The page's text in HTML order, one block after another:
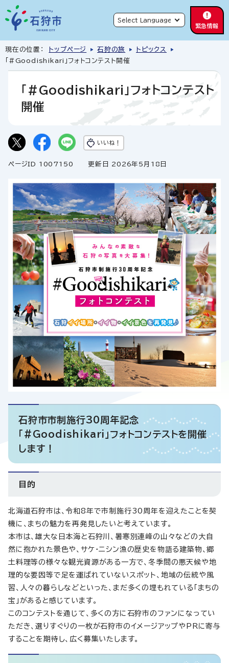
緊急情報
現在の位置： トップページ 石狩の旅
トピックス
「#Goodishikari」フォトコンテスト開催
「#Goodishikari」フォトコンテスト
開催
いいね！
ページID 1007150 更新日 2026年5月18日
石狩市市制施行30周年記念
「#Goodishikari」フォトコンテストを開催
します！
目的
北海道石狩市は、令和8年で市制施行30周年を迎えたことを契
機に、まちの魅力を再発見したいと考えています。
本市は、雄大な日本海と石狩川、暑寒別連峰の山々などの大自
然に抱かれた景色や、サケ・ニシン漁の歴史を物語る建築物、郷
土料理等の様々な観光資源がある一方で、冬季間の悪天候や地
理的な要因等で足を運ばれていないスポット、地域の伝統や風
習、人々の暮らしなどといった、まだ多くの埋もれている「まちの
宝」があると感じています。
このコンテストを通じて、多くの方に石狩市のファンになってい
ただき、選りすぐりの一枚が石狩市のイメージアップやPRに寄与
することを期待し、広く募集いたします。